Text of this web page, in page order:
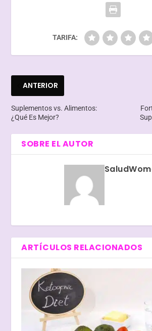
TARIFA:
ANTERIOR
Suplementos vs. Alimentos:
¿Qué Es Mejor?
SOBRE EL AUTOR
ARTÍCULOS RELACIONADOS